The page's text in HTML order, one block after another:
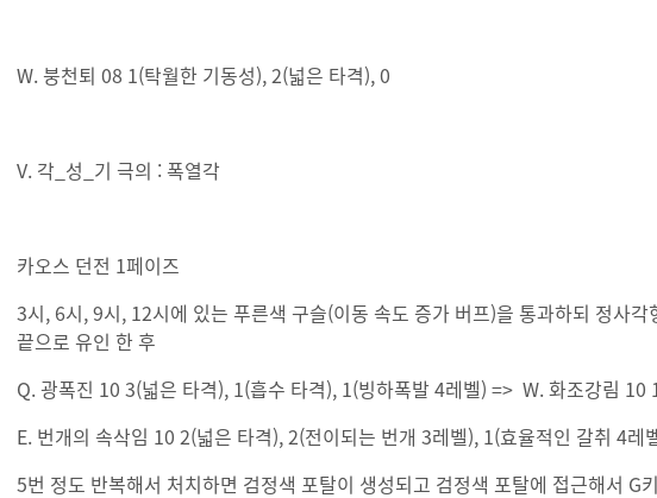
W. 붕천퇴 08 1(탁월한 기동성), 2(넓은 타격), 0
V. 각_성_기 극의 : 폭열각
카오스 던전 1페이즈
3시, 6시, 9시, 12시에 있는 푸른색 구슬(이동 속도 증가 버프)을 통과하되 정사
끝으로 유인 한 후
Q. 광폭진 10 3(넓은 타격), 1(흡수 타격), 1(빙하폭발 4레벨) => W. 화조강림
E. 번개의 속삭임 10 2(넓은 타격), 2(전이되는 번개 3레벨), 1(효율적인 갈취 4
5번 정도 반복해서 처치하면 검정색 포탈이 생성되고 검정색 포탈에 접근해서 G